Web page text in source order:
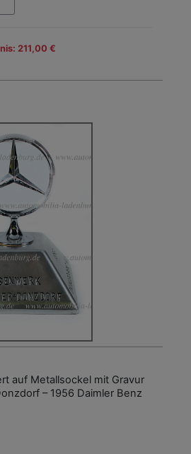
211,00 €
auf Metallsockel mit Gravur
– 1956 Daimler Benz